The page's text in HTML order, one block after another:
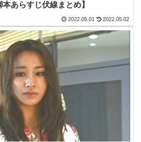
あらすじ伏線まとめ】
2022.05.01 2022.05.02